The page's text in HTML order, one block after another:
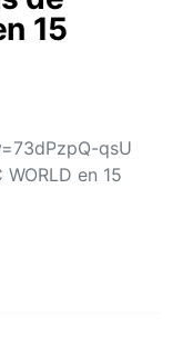
15
qsU
en 15